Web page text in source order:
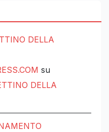
DELLA
su
DELLA